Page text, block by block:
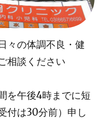
々の体調不良・健
相談ください
を午後4時までに短
付は30分前）申し